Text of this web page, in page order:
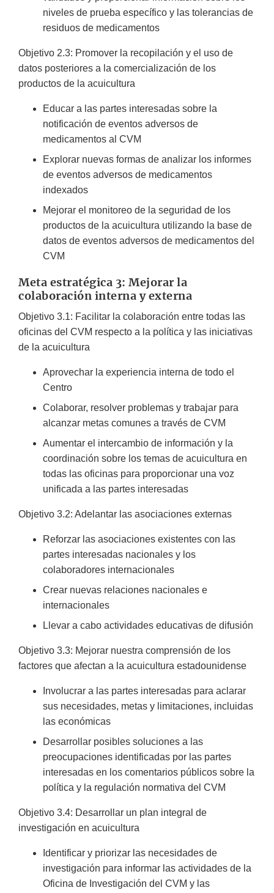
niveles de prueba específico y las tolerancias de
residuos de medicamentos
Objetivo 2.3: Promover la recopilación y el uso de
datos posteriores a la comercialización de los
productos de la acuicultura
Educar a las partes interesadas sobre la
notificación de eventos adversos de
medicamentos al CVM
Explorar nuevas formas de analizar los informes
de eventos adversos de medicamentos
indexados
Mejorar el monitoreo de la seguridad de los
productos de la acuicultura utilizando la base de
datos de eventos adversos de medicamentos del
CVM
Meta estratégica 3: Mejorar la
colaboración interna y externa
Objetivo 3.1: Facilitar la colaboración entre todas las
oficinas del CVM respecto a la política y las iniciativas
de la acuicultura
Aprovechar la experiencia interna de todo el
Centro
Colaborar, resolver problemas y trabajar para
alcanzar metas comunes a través de CVM
Aumentar el intercambio de información y la
coordinación sobre los temas de acuicultura en
todas las oficinas para proporcionar una voz
unificada a las partes interesadas
Objetivo 3.2: Adelantar las asociaciones externas
Reforzar las asociaciones existentes con las
partes interesadas nacionales y los
colaboradores internacionales
Crear nuevas relaciones nacionales e
internacionales
Llevar a cabo actividades educativas de difusión
Objetivo 3.3: Mejorar nuestra comprensión de los
factores que afectan a la acuicultura estadounidense
Involucrar a las partes interesadas para aclarar
sus necesidades, metas y limitaciones, incluidas
las económicas
Desarrollar posibles soluciones a las
preocupaciones identificadas por las partes
interesadas en los comentarios públicos sobre la
política y la regulación normativa del CVM
Objetivo 3.4: Desarrollar un plan integral de
investigación en acuicultura
Identificar y priorizar las necesidades de
investigación para informar las actividades de la
Oficina de Investigación del CVM y las